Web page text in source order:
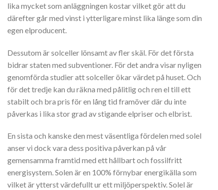
lika mycket som anläggningen kostar vilket gör att du
därefter går med vinst i ytterligare minst lika länge som din
egen elproducent.
Dessutom är solceller lönsamt av fler skäl. För det första
bidrar staten med subventioner. För det andra visar nyligen
genomförda studier att solceller ökar värdet på huset. Och
för det tredje kan du räkna med pålitlig och ren el till ett
stabilt och bra pris för en lång tid framöver där du inte
påverkas i lika stor grad av stigande elpriser och elbrist.
En sista och kanske den mest väsentliga fördelen med solel
anser vi dock vara dess positiva påverkan på vår
gemensamma framtid med ett hållbart och fossilfritt
energisystem. Solen är en 100% förnybar energikälla som
vilket är ytterst värdefullt ur ett miljöperspektiv. Solel är